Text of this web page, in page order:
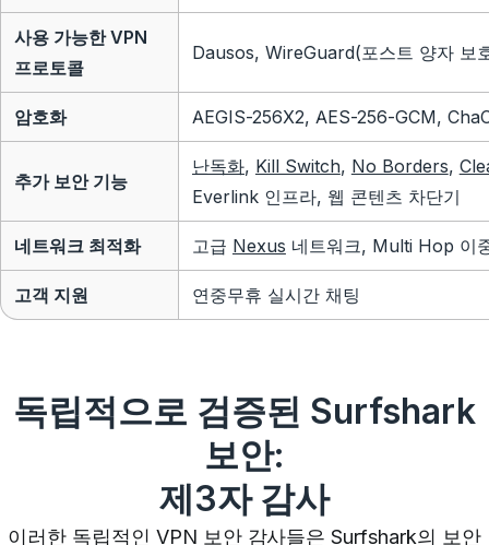
사용 가능한 VPN
프로토콜
Dausos, WireGuard(포스트 양자 보
암호화 AEGIS-256X2, AES-256-GCM,
추가 보안 기능
난독화, Kill Switch, No Borders,
Everlink 인프라, 웹 콘텐츠 차단기
네트워크 최적화 고급 Nexus 네트워크, Multi Hop 이
고객 지원 연중무휴 실시간 채팅
독립적으로 검증된 Surfshark
보안:
제3자 감사
이러한 독립적인 VPN 보안 감사들은 Surfshark의 보안